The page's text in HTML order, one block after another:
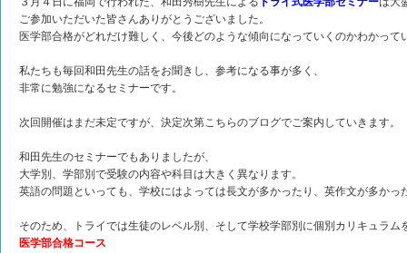
ご参加いただいた皆さんありがとうございました。
医学部合格がどれだけ難しく、今後どのような傾向になっていくのかわかって
私たちも毎回和田先生の話をお聞きし、参考になる事が多く、
非常に勉強になるセミナーです。
次回開催はまだ未定ですが、決定次第こちらのブログでご案内していきます。
和田先生のセミナーでもありましたが、
大学別、学部別で受験の内容や科目は大きく異なります。
英語の問題といっても、学校にはよっては長文が多かったり、英作文が多かっ
そのため、トライでは生徒のレベル別、そして学校学部別に個別カリキュラム
医学部合格コース